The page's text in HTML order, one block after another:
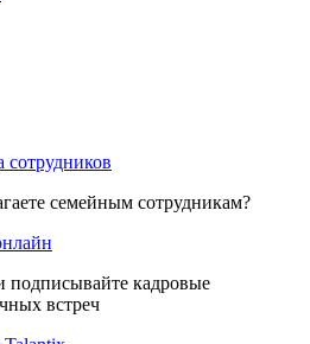
сотрудников
семейным сотрудникам?
подписывайте кадровые
встреч